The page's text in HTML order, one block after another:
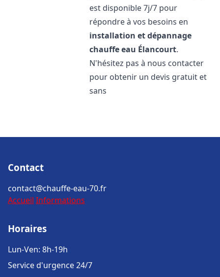
est disponible 7j/7 pour
répondre à vos besoins en
installation et dépannage
chauffe eau Élancourt.
N'hésitez pas à nous contacter
pour obtenir un devis gratuit et
sans
Contact
contact@chauffe-eau-70.fr
Accueil Informations
Horaires
Lun-Ven: 8h-19h
Service d'urgence 24/7